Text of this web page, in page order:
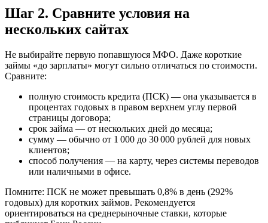
Шаг 2. Сравните условия на
нескольких сайтах
Не выбирайте первую попавшуюся МФО. Даже короткие
займы «до зарплаты» могут сильно отличаться по стоимости.
Сравните:
полную стоимость кредита (ПСК) — она указывается в
процентах годовых в правом верхнем углу первой
страницы договора;
срок займа — от нескольких дней до месяца;
сумму — обычно от 1 000 до 30 000 рублей для новых
клиентов;
способ получения — на карту, через системы переводов
или наличными в офисе.
Помните: ПСК не может превышать 0,8% в день (292%
годовых) для коротких займов. Рекомендуется
ориентироваться на среднерыночные ставки, которые